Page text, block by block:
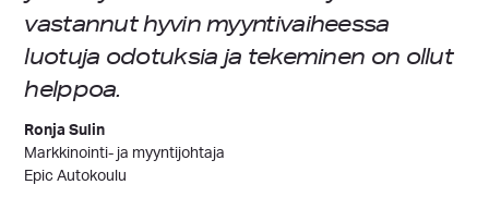
vastannut hyvin myyntivaiheessa
luotuja odotuksia ja tekeminen on ollut
helppoa.
Ronja Sulin
Markkinointi- ja myyntijohtaja
Epic Autokoulu